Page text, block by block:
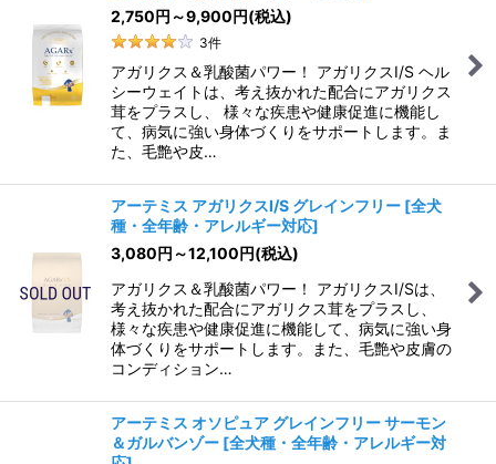
2,750円 ～9,900円(税込)
3件
アガリクス＆乳酸菌パワー！ アガリクスI/S ヘル
シーウェイトは、考え抜かれた配合にアガリクス
茸をプラスし、 様々な疾患や健康促進に機能し
て、病気に強い身体づくりをサポートします。ま
た、毛艶や皮…
アーテミス アガリクスI/S グレインフリー [全犬
種・全年齢・アレルギー対応]
3,080円 ～12,100円(税込)
アガリクス＆乳酸菌パワー！ アガリクスI/Sは、
考え抜かれた配合にアガリクス茸をプラスし、
様々な疾患や健康促進に機能して、病気に強い身
体づくりをサポートします。また、毛艶や皮膚の
コンディション…
アーテミス オソピュア グレインフリー サーモン
＆ガルバンゾー [全犬種・全年齢・アレルギー対